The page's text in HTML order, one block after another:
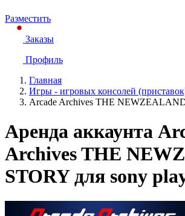
Разместить
Заказы
Профиль
Главная
Игры - игровых консолей
Arcade Archives THE
Аренда аккаунта
Archives THE
STORY для sony